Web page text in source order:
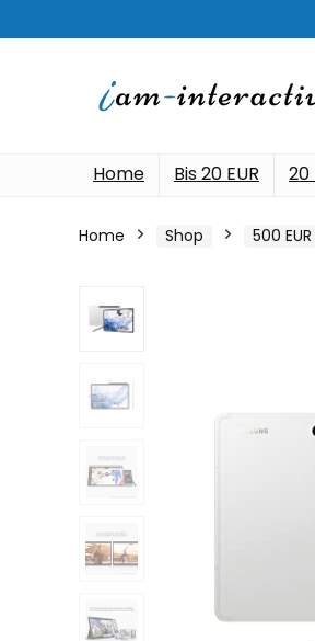
Home Bis 20 EUR 20
Home Shop 500